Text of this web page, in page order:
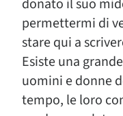
donato il suo
permettermi di
stare qui a
Esiste una
uomini e donne
tempo, le loro